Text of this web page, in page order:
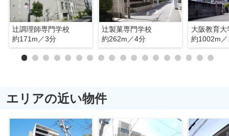
辻調理師専門学校
約171m／3分
辻製菓専門学校
約262m／4分
大阪教育
約1002m
エリアの近い物件